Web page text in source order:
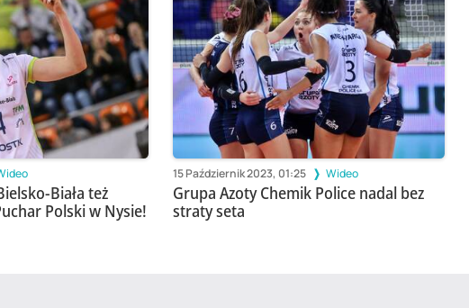
Biała też
Polski w Nysie!
15 Październik 2023, 01:25 Wideo
Grupa Azoty Chemik Police nadal bez
straty seta